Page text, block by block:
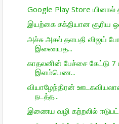
Google Play Store யினால்
இயற்கை சக்தியான சூரிய
அச்சு அசல் தளபதி விஜய்
இணையத...
காதலனின் பேச்சை கேட்டு 7
இளம்பெண...
வியாழேந்திரன்
நடத்த...
இணைய வழி கற்றலில்